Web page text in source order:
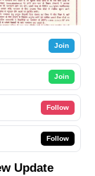
Join
Join
Follow
Follow
Update